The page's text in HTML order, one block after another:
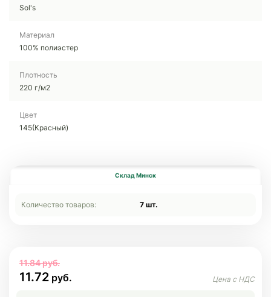
Sol's
Материал
100% полиэстер
Плотность
220 г/м2
Цвет
145(Красный)
Склад Минск
Количество товаров: 7 шт.
11.84
11.72